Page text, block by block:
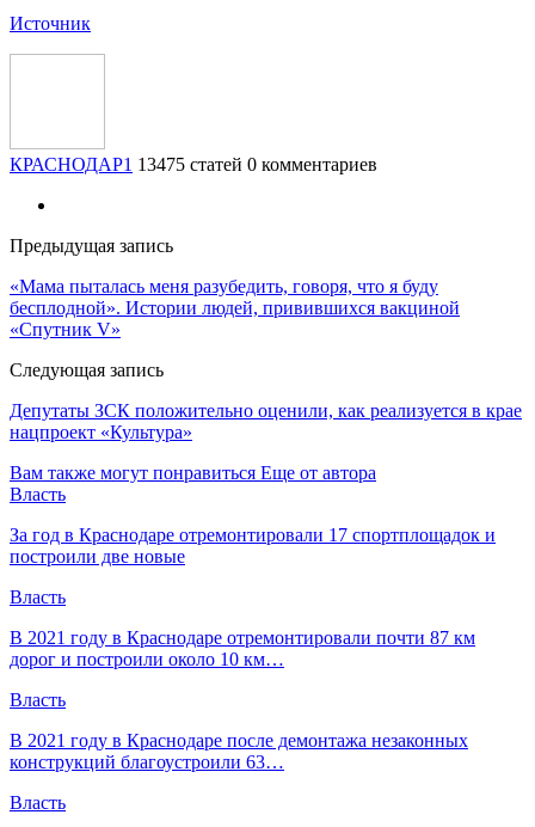
Источник
КРАСНОДАР1 13475 статей 0 комментариев
Предыдущая запись
«Мама пыталась меня разубедить, говоря, что я буду
бесплодной». Истории людей, привившихся вакциной
«Спутник V»
Следующая запись
Депутаты ЗСК положительно оценили, как реализуется в крае
нацпроект «Культура»
Вам также могут понравиться Еще от автора
Власть
За год в Краснодаре отремонтировали 17 спортплощадок и
построили две новые
Власть
В 2021 году в Краснодаре отремонтировали почти 87 км
дорог и построили около 10 км…
Власть
В 2021 году в Краснодаре после демонтажа незаконных
конструкций благоустроили 63…
Власть